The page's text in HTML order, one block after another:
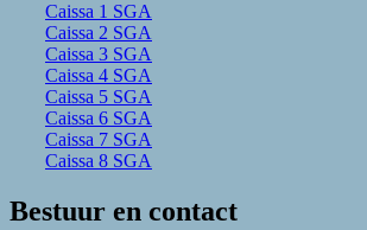
Caissa 1 SGA
Caissa 2 SGA
Caissa 3 SGA
Caissa 4 SGA
Caissa 5 SGA
Caissa 6 SGA
Caissa 7 SGA
Caissa 8 SGA
Bestuur en contact